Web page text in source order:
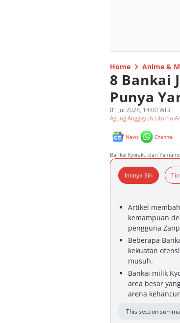
Home Anime &
8 Bankai
Punya
01 Jul 2026, 14:00 WIB
Agung Anggayuh Utomo
News Channel
Bankai Kyoraku dan
Intinya Sih
Artikel
kemampuan
pengguna
Beberapa
kekuatan
musuh.
Bankai milik
area besar
arena
This section